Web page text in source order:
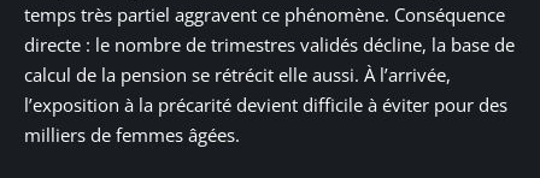
temps très partiel aggravent ce phénomène. Conséquence
directe : le nombre de trimestres validés décline, la base de
calcul de la pension se rétrécit elle aussi. À l’arrivée,
l’exposition à la précarité devient difficile à éviter pour des
milliers de femmes âgées.